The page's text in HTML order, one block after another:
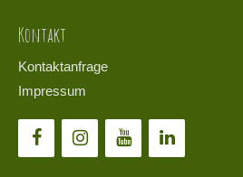
Kontakt
Kontaktanfrage
Impressum